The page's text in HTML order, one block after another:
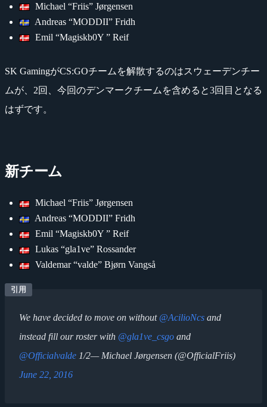
Michael “Friis” Jørgensen
Andreas “MODDII” Fridh
Emil “Magiskb0Y ” Reif
SK GamingがCS:GOチームを解散するのはスウェーデンチー
ムが、2回、今回のデンマークチームを含めると3回目となる
はずです。
新チーム
Michael “Friis” Jørgensen
Andreas “MODDII” Fridh
Emil “Magiskb0Y ” Reif
Lukas “gla1ve” Rossander
Valdemar “valde” Bjørn Vangså
We have decided to move on without @AcilioNcs and
instead fill our roster with @gla1ve_csgo and
@Officialvalde 1/2— Michael Jørgensen (@OfficialFriis)
June 22, 2016